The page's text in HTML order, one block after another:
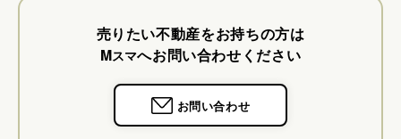
売りたい不動産をお持ちの方は
Mスマへお問い合わせください
お問い合わせ